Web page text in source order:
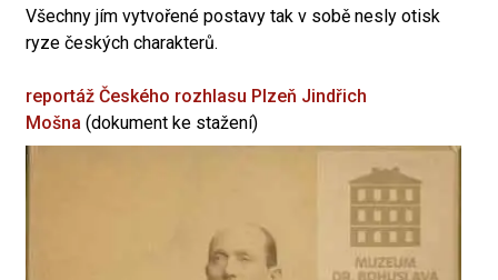
Všechny jím vytvořené postavy tak v sobě nesly otisk
ryze českých charakterů.
reportáž Českého rozhlasu Plzeň Jindřich
Mošna (dokument ke stažení)